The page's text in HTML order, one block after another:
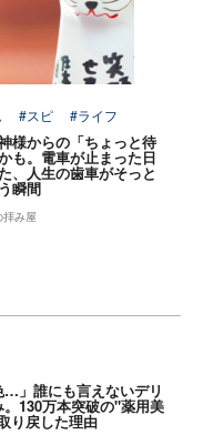
#スピ #ライフ
様からの「ちょっと待
も。電車が止まった日
、人生の歯車がそっと
瞬間
み屋
…」誰にも言えないデリ
130万本突破の"薬用美
り戻した理由